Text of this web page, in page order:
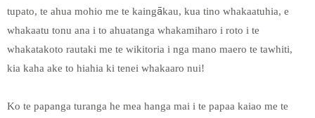
tupato, te ahua mohio me te kaingākau, kua tino whakaatuhia, e
whakaatu tonu ana i to ahuatanga whakamiharo i roto i te
whakatakoto rautaki me te wikitoria i nga mano maero te tawhiti,
kia kaha ake to hiahia ki tenei whakaaro nui!
Ko te papanga turanga he mea hanga mai i te papaa kaiao me te